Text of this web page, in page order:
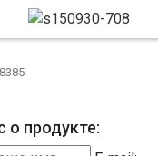
о продукте: